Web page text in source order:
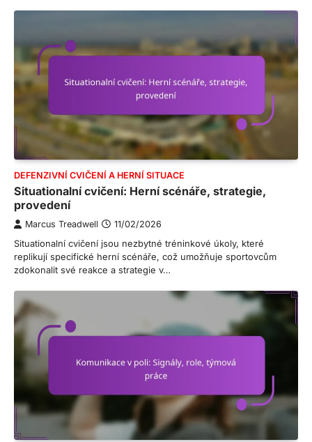
DEFENZIVNÍ CVIČENÍ A HERNÍ SITUACE
Situationalní cvičení: Herní scénáře, strategie,
provedení
Marcus Treadwell 11/02/2026
Situationalní cvičení jsou nezbytné tréninkové úkoly, které
replikují specifické herní scénáře, což umožňuje sportovcům
zdokonalit své reakce a strategie v…